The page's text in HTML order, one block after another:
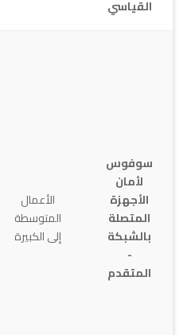
القياسي
سوفوس
لأمان
الأجهزة
المتصلة
بالشبكة
-
المتقدم
الأعمال
المتوسطة
إلى الكبيرة